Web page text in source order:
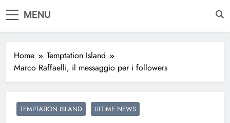
MENU
Home
Temptation Island
Marco Raffaelli, il messaggio per i followers
TEMPTATION ISLAND ULTIME NEWS